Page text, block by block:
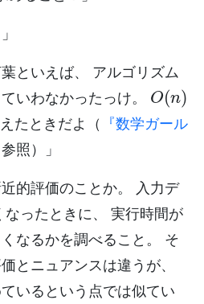
といえば、 アルゴリズム
いわなかったっけ。
O(n)
たときだよ（ 『数学ガール
参照）」
近的評価のことか。 入力デ
なったときに、 実行時間が
なるかを調べること。 そ
とニュアンスは違うが、
いるという点では似てい